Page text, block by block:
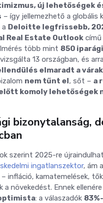
új lehetőségek
– így jellemezhető a globális
Deloitte legfrissebb,
Real Estate Outlook
több mint 850
13 országban, és
elmaradt a
nem tűnt el, sőt – a
komoly lehetőségek
bizonytalanság,
szerint 2025-re
ingatlanszektor, ám
infláció, kamatemelések,
a növekedést. Ennek
: a válaszadók